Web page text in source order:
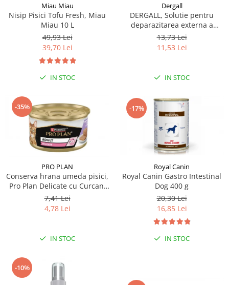
Miau Miau
Nisip Pisici Tofu Fresh, Miau
Miau 10 L
49,93 Lei
39,70 Lei
IN STOC
Dergall
DERGALL, Solutie pentru
deparazitarea externa a
gainilor si adaposturilor 10 ml
13,73 Lei
11,53 Lei
IN STOC
-35%
PRO PLAN
Conserva hrana umeda pisici,
Pro Plan Delicate cu Curcan,
85 g
7,41 Lei
4,78 Lei
IN STOC
-17%
Royal Canin
Royal Canin Gastro Intestinal
Dog 400 g
20,30 Lei
16,85 Lei
IN STOC
-10%